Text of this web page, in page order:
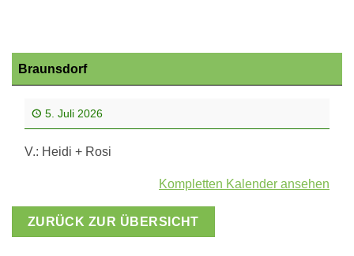
Braunsdorf
5. Juli 2026
V.: Heidi + Rosi
Kompletten Kalender ansehen
ZURÜCK ZUR ÜBERSICHT